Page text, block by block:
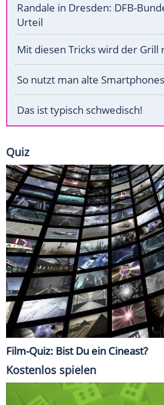
Randale in Dresden: DFB-
Urteil
Mit diesen Tricks wird der Grill
So nutzt man alte
Das ist typisch schwedisch!
Quiz
Film-Quiz: Bist Du ein Cineast?
Kostenlos spielen